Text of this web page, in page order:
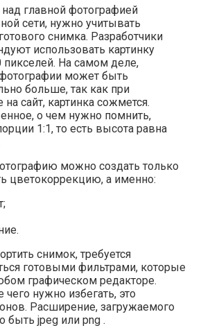
над главной фотографией
сети, нужно учитывать
снимка. Разработчики
использовать картинку
пикселей. На самом деле,
может быть
больше, так как при
на сайт, картинка сожмется.
о чем нужно помнить,
1:1, то есть высота равна
можно создать только
цветокоррекцию, а именно:
снимок, требуется
готовыми фильтрами, которые
графическом редакторе.
чего нужно избегать, это
Расширение, загружаемого
быть jpeg или png .